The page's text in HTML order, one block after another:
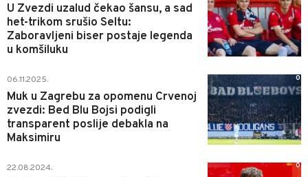
U Zvezdi uzalud čekao šansu, a sad
het-trikom srušio Seltu:
Zaboravljeni biser postaje legenda
u komšiluku
06.11.2025.
Muk u Zagrebu za opomenu Crvenoj
zvezdi: Bed Blu Bojsi podigli
transparent poslije debakla na
Maksimiru
0
22.08.2024. 0